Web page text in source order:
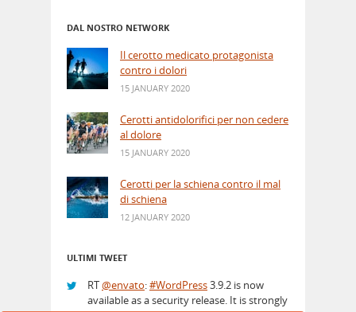
DAL NOSTRO NETWORK
Il cerotto medicato protagonista
contro i dolori
15 JANUARY 2020
Cerotti antidolorifici per non cedere
al dolore
15 JANUARY 2020
Cerotti per la schiena contro il mal
di schiena
12 JANUARY 2020
ULTIMI TWEET
RT@envato:#WordPress3.9.2 is now
available as a security release. It is strongly